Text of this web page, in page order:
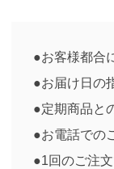
●お客様都合
●お届け日の
●定期商品と
●お電話での
●1回のご注